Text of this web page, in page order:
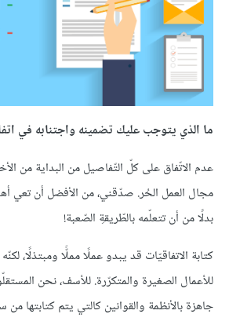
ما الذي يتوجب عليك تضمينه واجتنابه في
عدم الاتّفاق على كلّ التّفاصيل من البداية من
مجال العمل الحُر. صدّقني، من الأفضل أن تعي
بدلًا من أن تتعلّمه بالطّريقةِ الصّعبة!
كتابة الاتفاقيّات قد يبدو عملًا مملًّا ومبتذلًا،
للأعمال الصغيرة والمتكرّرة. للأسف، نحن
جاهزة بالأنظمة والقوانين كالتي يتم كتابتها